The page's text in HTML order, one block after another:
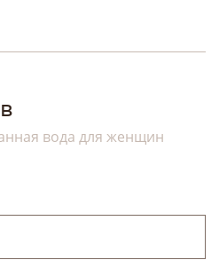
вода для женщин